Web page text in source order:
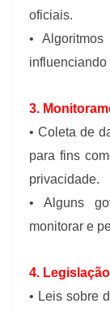
oficiais.
•
influenciando
3.
• Coleta de
para fins
privacidade.
• Alguns
monitorar e
4.
• Leis sobre